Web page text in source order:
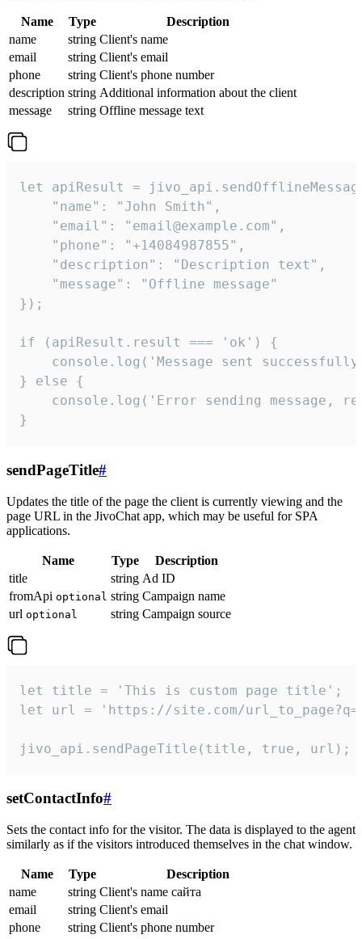
Name Type
Description
name
string Client's name
email
string Client's email
phone
string Client's phone number
description string Additional information about the client
message
string Offline message text
let apiResult =
    "name": "John Smith",
    "email": "email@example.com",
    "phone": "+14084987855",
    "description": "Description text",
    "message": "Offline message"
});
if (apiResult.result === 'ok') {
console.log('Message sent
} else {
console.log('Error sending message,
}
sendPageTitle#
Updates the title of the page the client is currently viewing and the
page URL in the JivoChat app, which may be useful for SPA
applications.
Name Type
Description
title
string Ad ID
fromApi optional string Campaign name
url optional string Campaign source
let title = 'This is custom page title';
let url = 'https://site.com/
jivo_api.sendPageTitle(title, true, url);
setContactInfo#
Sets the contact info for the visitor. The data is displayed to the agent
similarly as if the visitors introduced themselves in the chat window.
Name Type
Description
name
string Client's name сайта
email
string Client's email
phone
string Client's phone number